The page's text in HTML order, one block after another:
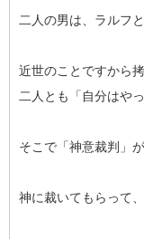
二人の男は、ラルフ
近世のことですから
二人とも「自分はや
そこで「神意裁判」
神に裁いてもらって